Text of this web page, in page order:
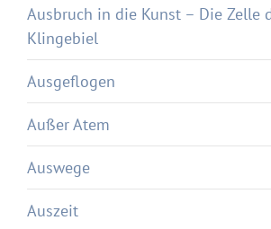
Ausbruch in die Kunst – Die Zelle
Klingebiel
Ausgeflogen
Außer Atem
Auswege
Auszeit